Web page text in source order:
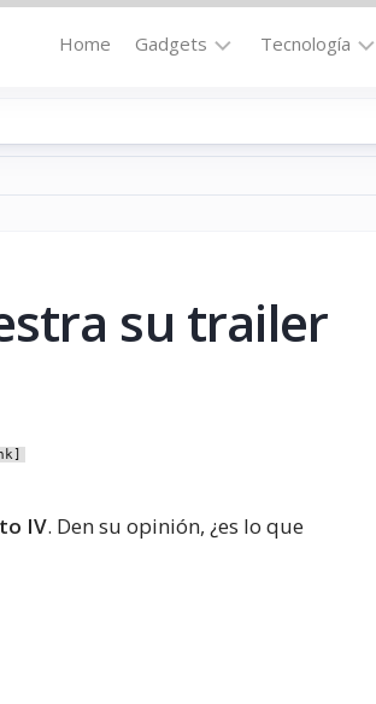
Home Gadgets
Hogar
Tecnología
Internet
Vídeo
su trailer
IV. Den su opinión, ¿es lo que